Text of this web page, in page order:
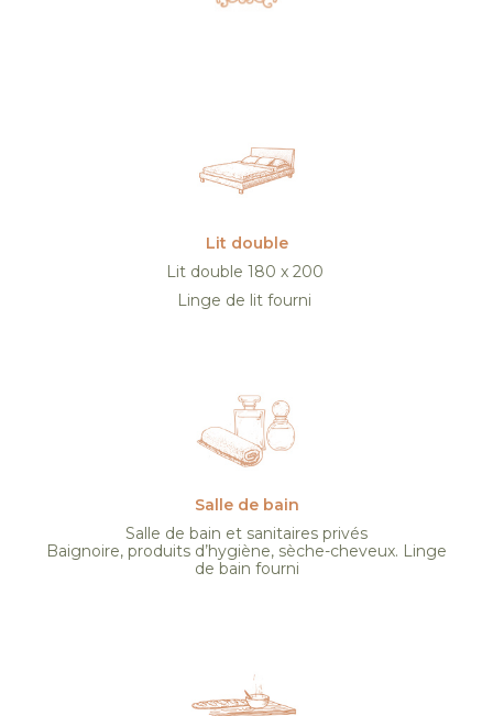
Lit double
Lit double 180 x 200
Linge de lit fourni
Salle de bain
Salle de bain et sanitaires privés
Baignoire, produits d’hygiène, sèche-cheveux. Linge
de bain fourni